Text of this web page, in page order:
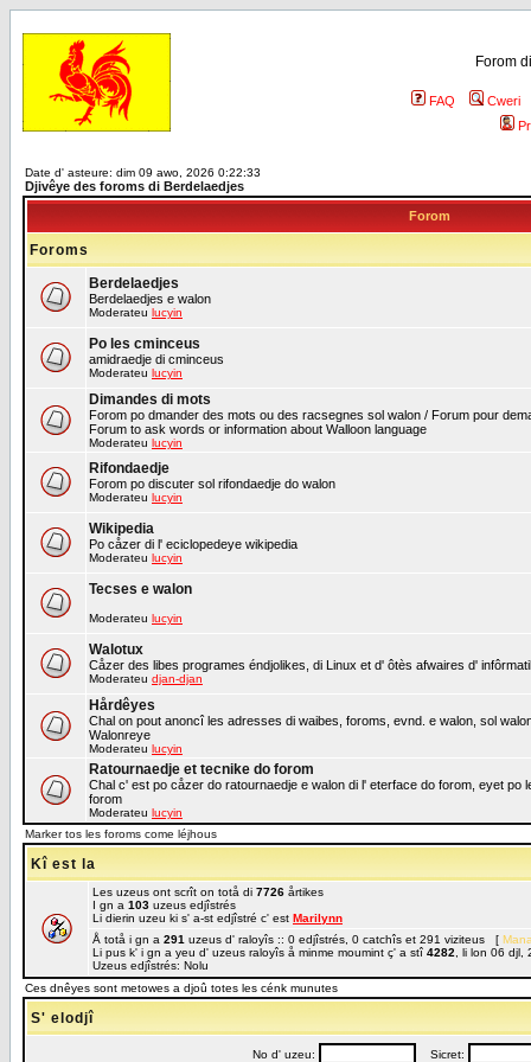
Forom
FAQ
Cweri
Date d' asteure: dim 09 awo, 2026 0:22:33
Djivêye des foroms di Berdelaedjes
Forom
Foroms
Berdelaedjes
Berdelaedjes e walon
Moderateu lucyin
Po les cminceus
amidraedje di cminceus
Moderateu lucyin
Dimandes di mots
Forom po dmander des mots ou des racsegnes sol walon / Forum pour
Forum to ask words or information about Walloon language
Moderateu lucyin
Rifondaedje
Forom po discuter sol rifondaedje do walon
Moderateu lucyin
Wikipedia
Po cåzer di l' eciclopedeye wikipedia
Moderateu lucyin
Tecses e walon
Moderateu lucyin
Walotux
Cåzer des libes programes éndjolikes, di Linux et d' ôtès afwaires d'
Moderateu djan-djan
Hårdêyes
Chal on pout anoncî les adresses di waibes, foroms, evnd. e walon, sol
Walonreye
Moderateu lucyin
Ratournaedje et tecnike do forom
Chal c' est po cåzer do ratournaedje e walon di l' eterface do forom, eyet
forom
Moderateu lucyin
Marker tos les foroms come léjhous
Kî est la
Les uzeus ont scrît on totå di 7726 årtikes
I gn a 103 uzeus edjîstrés
Li dierin uzeu ki s' a-st edjîstré c' est Marilynn
Å totå i gn a 291 uzeus d' raloyîs :: 0 edjîstrés, 0 catchîs et 291 viziteus [
Li pus k' i gn a yeu d' uzeus raloyîs å minme moumint ç' a stî 4282 , li lon 06
Uzeus edjîstrés: Nolu
Ces dnêyes sont metowes a djoû totes les cénk munutes
S' elodjî
No d' uzeu: Sicret: